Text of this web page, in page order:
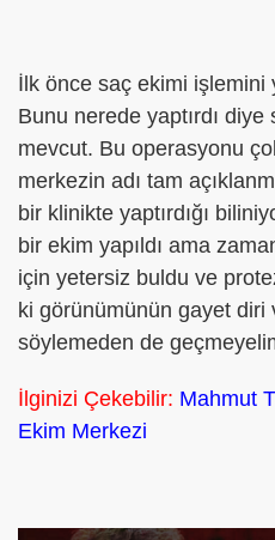
İlk önce saç ekimi işlemini
Bunu nerede yaptırdı diye
mevcut. Bu operasyonu
merkezin adı tam
bir klinikte yaptırdığı
bir ekim yapıldı ama
için yetersiz buldu ve
ki görünümünün gayet diri
söylemeden de
İlginizi Çekebilir: Mahmut
Ekim Merkezi